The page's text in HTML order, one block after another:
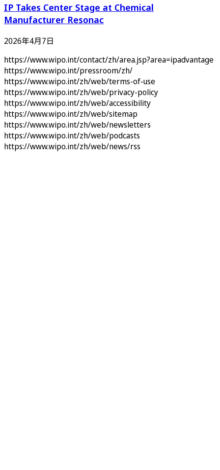
IP Takes Center Stage at Chemical
Manufacturer Resonac
2026年4月7日
https://www.wipo.int/contact/zh/area.jsp?area=ipadvantage
https://www.wipo.int/pressroom/zh/
https://www.wipo.int/zh/web/terms-of-use
https://www.wipo.int/zh/web/privacy-policy
https://www.wipo.int/zh/web/accessibility
https://www.wipo.int/zh/web/sitemap
https://www.wipo.int/zh/web/newsletters
https://www.wipo.int/zh/web/podcasts
https://www.wipo.int/zh/web/news/rss